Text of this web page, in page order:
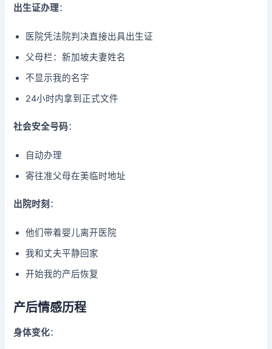
出生证办理：
医院凭法院判决直接出具出生证
父母栏：新加坡夫妻姓名
不显示我的名字
24小时内拿到正式文件
社会安全号码：
自动办理
寄往准父母在美临时地址
出院时刻 ：
他们带着婴儿离开医院
我和丈夫平静回家
开始我的产后恢复
产后情感历程
身体变化：